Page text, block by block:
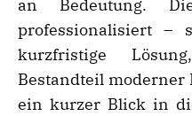
an Bedeutung.
professionalisiert
kurzfristige
Bestandteil moderner
ein kurzer Blick in